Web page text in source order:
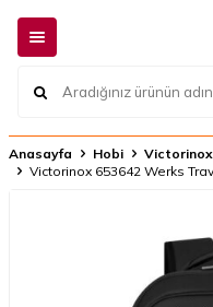
Anasayfa Hobi
Victorinox 653642 Werks